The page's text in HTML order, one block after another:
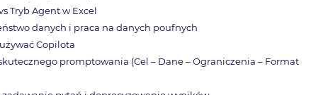
Tryb Agent w Excel
danych i praca na danych poufnych
Copilota
promptowania (Cel – Dane – Ograniczenia – Format